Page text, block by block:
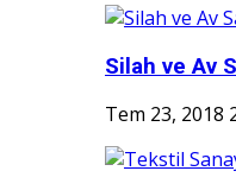
Silah ve Av
Tem 23, 2018